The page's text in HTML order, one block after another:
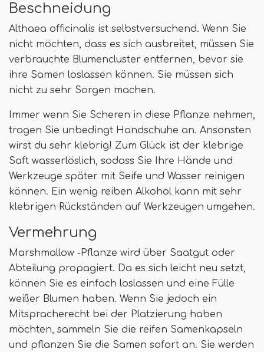
Beschneidung
Althaea officinalis ist selbstversuchend. Wenn Sie
nicht möchten, dass es sich ausbreitet, müssen Sie
verbrauchte Blumencluster entfernen, bevor sie
ihre Samen loslassen können. Sie müssen sich
nicht zu sehr Sorgen machen.
Immer wenn Sie Scheren in diese Pflanze nehmen,
tragen Sie unbedingt Handschuhe an. Ansonsten
wirst du sehr klebrig! Zum Glück ist der klebrige
Saft wasserlöslich, sodass Sie Ihre Hände und
Werkzeuge später mit Seife und Wasser reinigen
können. Ein wenig reiben Alkohol kann mit sehr
klebrigen Rückständen auf Werkzeugen umgehen.
Vermehrung
Marshmallow -Pflanze wird über Saatgut oder
Abteilung propagiert. Da es sich leicht neu setzt,
können Sie es einfach loslassen und eine Fülle
weißer Blumen haben. Wenn Sie jedoch ein
Mitspracherecht bei der Platzierung haben
möchten, sammeln Sie die reifen Samenkapseln
und pflanzen Sie die Samen sofort an. Sie werden